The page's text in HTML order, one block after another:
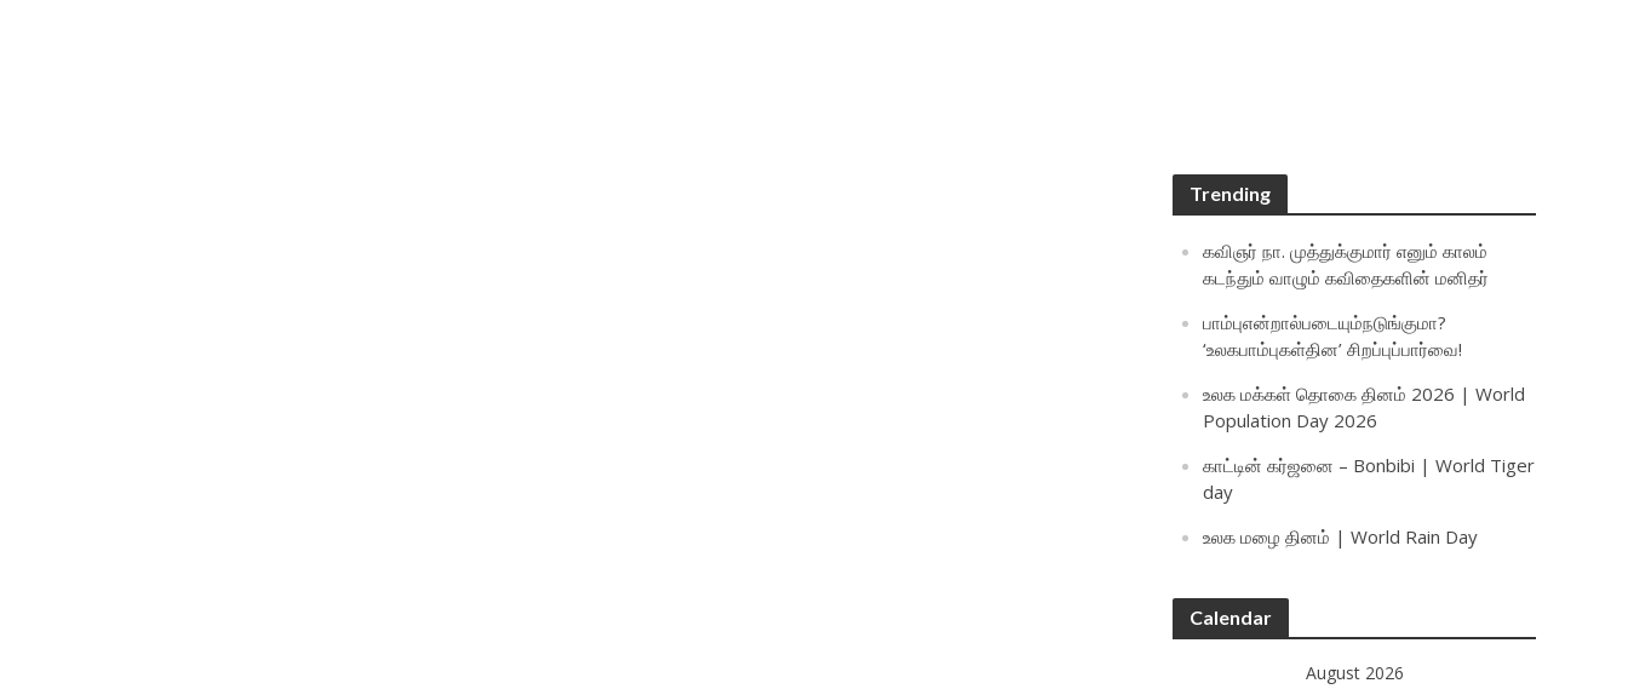
Trending
கவிஞர் நா. முத்துக்குமார் எனும் காலம்
கடந்தும் வாழும் கவிதைகளின் மனிதர்
பாம்புஎன்றால்படையும்நடுங்குமா?
‘உலகபாம்புகள்தின’ சிறப்புப்பார்வை!
உலக மக்கள் தொகை தினம் 2026 | World
Population Day 2026
காட்டின் கர்ஜனை – Bonbibi | World Tiger
day
உலக மழை தினம் | World Rain Day
Calendar
August 2026